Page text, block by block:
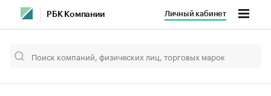
РБК Компании Личный кабинет